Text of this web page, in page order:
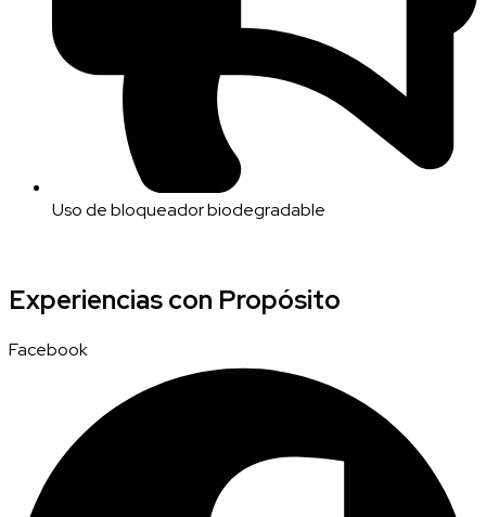
Uso de bloqueador biodegradable
Experiencias con Propósito
Facebook